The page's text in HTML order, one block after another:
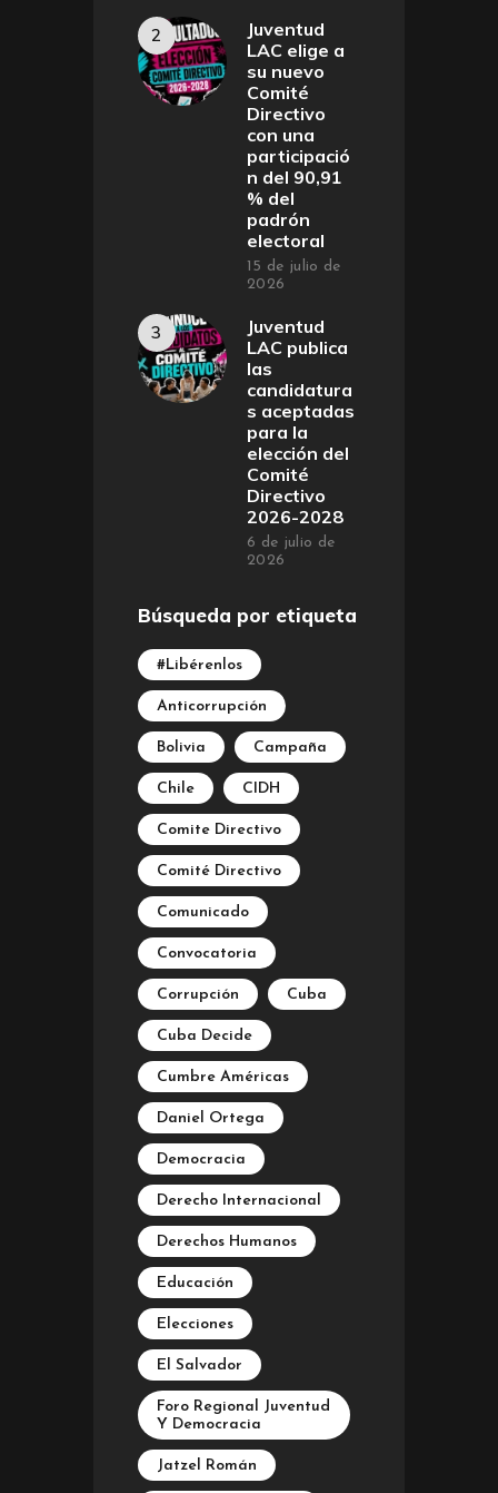
Juventud
LAC elige a
su nuevo
Comité
Directivo
con una
participació
n del 90,91
% del
padrón
electoral
15 de julio de
2026
Juventud
LAC publica
las
candidatura
s aceptadas
para la
elección del
Comité
Directivo
2026-2028
6 de julio de
2026
Búsqueda por etiqueta
#Libérenlos
Anticorrupción
Bolivia Campaña
Chile CIDH
Comite Directivo
Comité Directivo
Comunicado
Convocatoria
Corrupción Cuba
Cuba Decide
Cumbre Américas
Daniel Ortega
Democracia
Derecho Internacional
Derechos Humanos
Educación
Elecciones
El Salvador
Foro Regional Juventud
Y Democracia
Jatzel Román